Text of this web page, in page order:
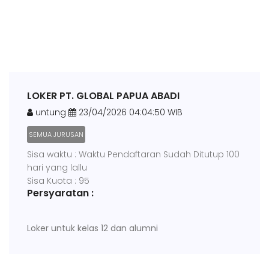
LOKER PT. GLOBAL PAPUA ABADI
untung 23/04/2026 04:04:50 WIB
SEMUA JURUSAN
Sisa waktu : Waktu Pendaftaran Sudah Ditutup 100
hari yang lallu
Sisa Kuota : 95
Persyaratan :
Loker untuk kelas 12 dan alumni